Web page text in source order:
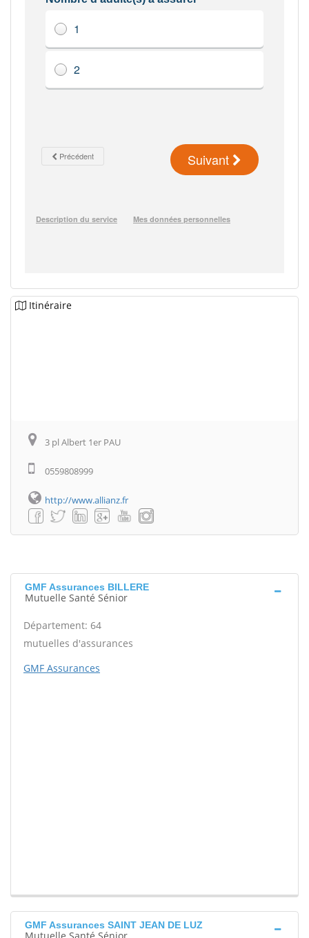
Itinéraire
3 pl Albert 1er PAU
0559808999
http://www.allianz.fr
GMF Assurances BILLERE
Mutuelle Santé Sénior
Département: 64
mutuelles d'assurances
GMF Assurances
GMF Assurances SAINT JEAN DE LUZ